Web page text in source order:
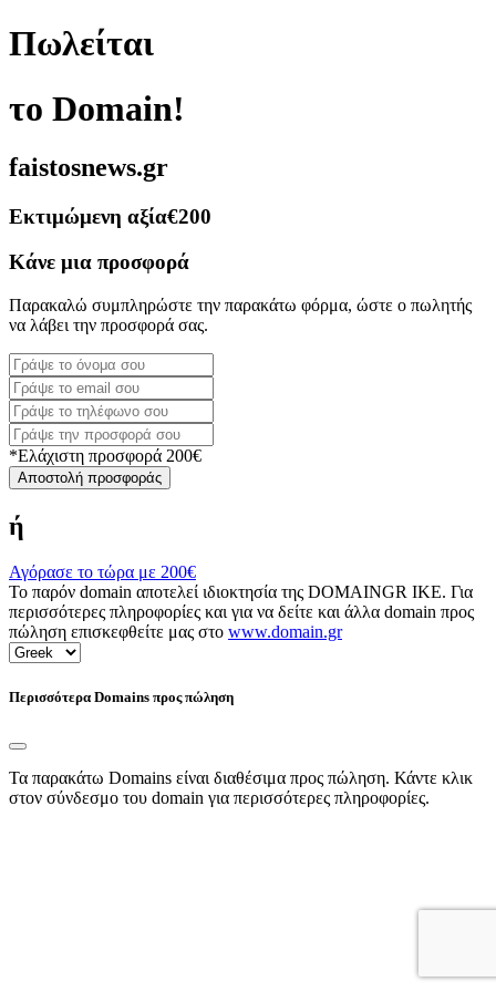
Πωλείται
το Domain!
faistosnews.gr
Εκτιμώμενη αξία€200
Κάνε μια προσφορά
Παρακαλώ συμπληρώστε την παρακάτω φόρμα, ώστε ο πωλητής
να λάβει την προσφορά σας.
*Ελάχιστη προσφορά 200€
Αποστολή προσφοράς
ή
Αγόρασε το τώρα με 200€
Το παρόν domain αποτελεί ιδιοκτησία της DOMAINGR ΙΚΕ. Για
περισσότερες πληροφορίες και για να δείτε και άλλα domain προς
πώληση επισκεφθείτε μας στο www.domain.gr
Περισσότερα Domains προς πώληση
Τα παρακάτω Domains είναι διαθέσιμα προς πώληση. Κάντε κλικ
στον σύνδεσμο του domain για περισσότερες πληροφορίες.